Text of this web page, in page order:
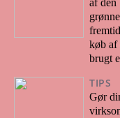
grønne
køb af
brugt
TIPS
Gør